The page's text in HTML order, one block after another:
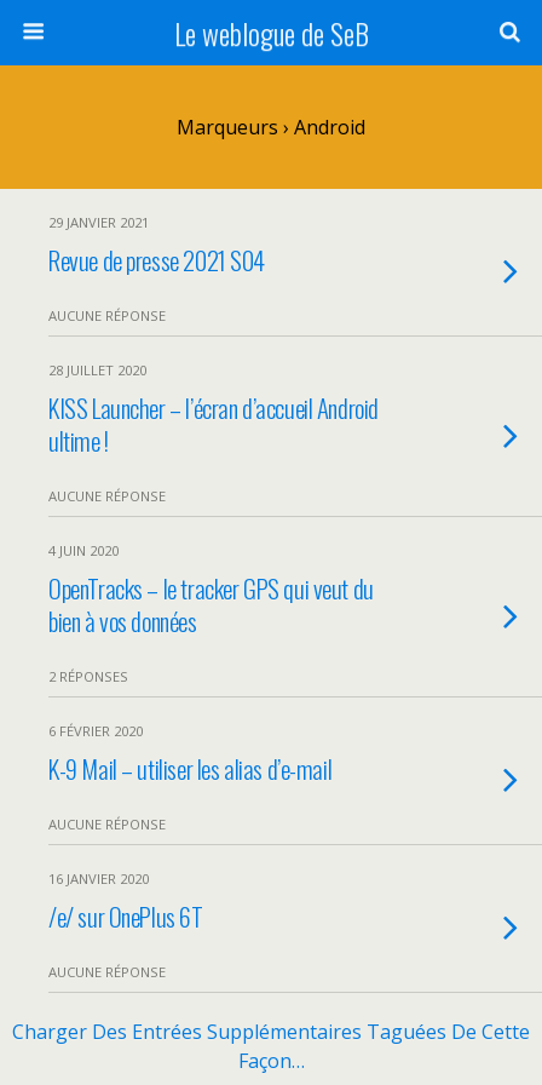
Le weblogue de SeB
Marqueurs › Android
29 JANVIER 2021
Revue de presse 2021 S04
AUCUNE RÉPONSE
28 JUILLET 2020
KISS Launcher – l’écran d’accueil Android
ultime !
AUCUNE RÉPONSE
4 JUIN 2020
OpenTracks – le tracker GPS qui veut du
bien à vos données
2 RÉPONSES
6 FÉVRIER 2020
K-9 Mail – utiliser les alias d’e-mail
AUCUNE RÉPONSE
16 JANVIER 2020
/e/ sur OnePlus 6T
AUCUNE RÉPONSE
Charger Des Entrées Supplémentaires Taguées De Cette
Façon…